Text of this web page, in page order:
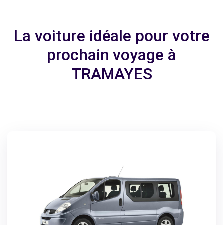
La voiture idéale pour votre
prochain voyage à
TRAMAYES